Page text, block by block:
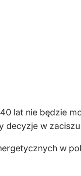
lat nie będzie
decyzje w
w